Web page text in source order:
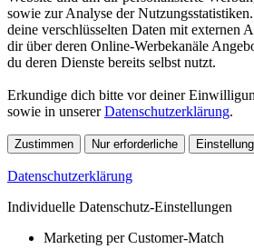
sowie zur Analyse der
deine verschlüsselten Daten mit externen
dir über deren Online-Werbekanäle
du deren Dienste bereits selbst nutzt.
Erkundige dich bitte vor deiner
sowie in unsererDatenschutzerklärung.
Zustimmen Nur erforderliche
Datenschutzerklärung
Individuelle Datenschutz-Einstellungen
Marketing per Customer-Match